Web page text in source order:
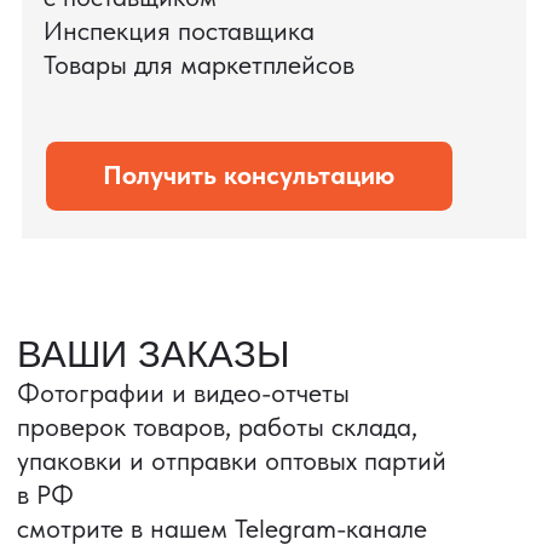
Оставить заявку
Портативные колонки
Условия: Тираж 3100 шт.
Колонка с шнуром
зарядным, без коробки
и ложемента (эвы).
Магнитная зарядка 3в1.
15w.
Комплект: устройство +
провод Type C.